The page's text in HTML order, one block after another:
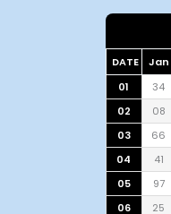
DATE Jan
01
34
02
08
03
66
04
41
05
97
06
25